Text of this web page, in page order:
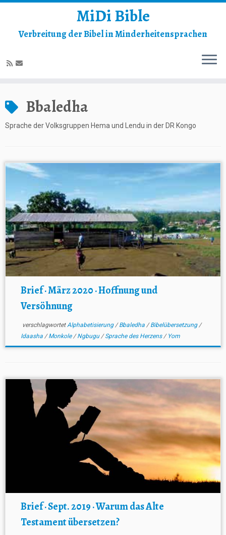
Inhalt
springen
MiDi Bible
Verbreitung der Bibel in Minderheitensprachen
Bbaledha
Sprache der Volksgruppen Hema und Lendu in der DR Kongo
Brief · März 2020 · Hoffnung und
Versöhnung
verschlagwortetAlphabetisierung/Bbaledha /Bibelübersetzung/
Idaasha /Monkole/Ngbugu/Sprache des Herzens/ Yom
Brief · Sept. 2019 · Warum das Alte
Testament übersetzen?